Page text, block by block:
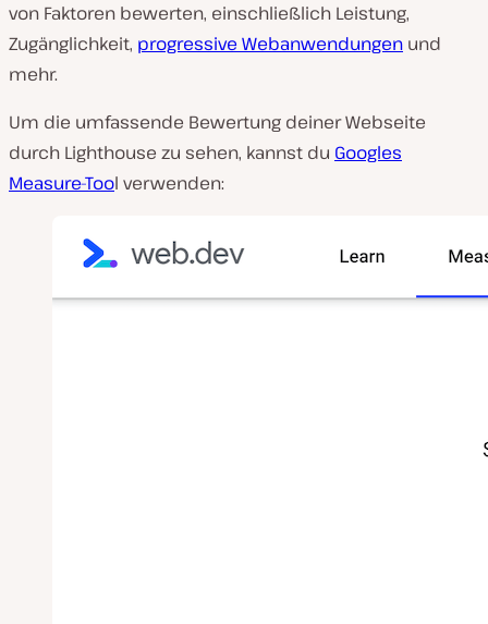
von Faktoren bewerten, einschließlich Leistung,
Zugänglichkeit, progressive Webanwendungen und
mehr.
Um die umfassende Bewertung deiner Webseite
durch Lighthouse zu sehen, kannst du Googles
Measure-Tool verwenden: